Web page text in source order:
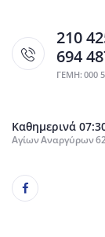
210
694
ΓΕΜΗ: 000
Καθημερινά
Αγίων Αναργύρων